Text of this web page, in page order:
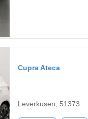
Cupra Ateca
Leverkusen, 51373